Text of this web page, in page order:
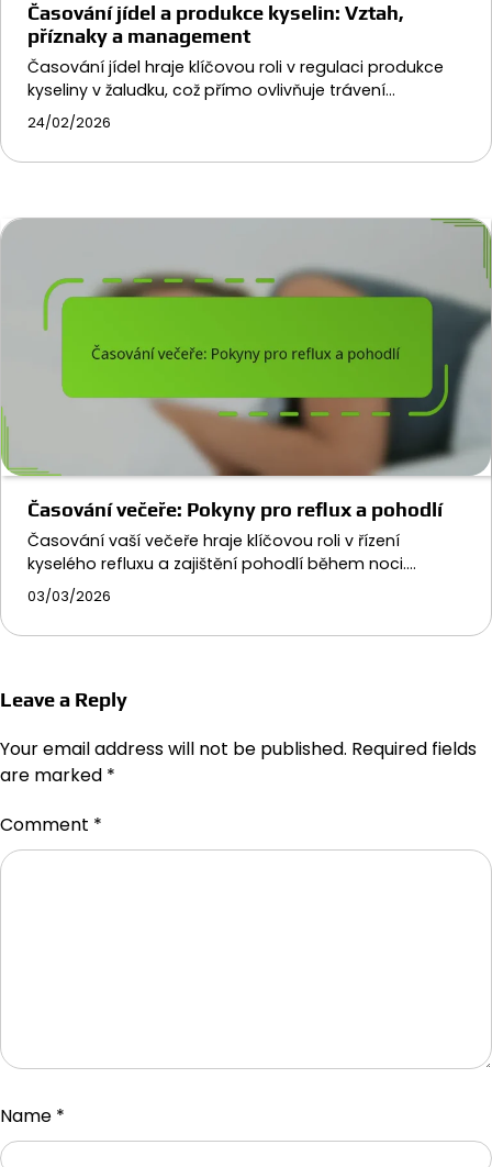
Časování jídel a produkce kyselin: Vztah,
příznaky a management
Časování jídel hraje klíčovou roli v regulaci produkce
kyseliny v žaludku, což přímo ovlivňuje trávení…
24/02/2026
Časování večeře: Pokyny pro reflux a pohodlí
Časování vaší večeře hraje klíčovou roli v řízení
kyselého refluxu a zajištění pohodlí během noci.…
03/03/2026
Leave a Reply
Your email address will not be published. Required fields
are marked *
Comment *
Name *